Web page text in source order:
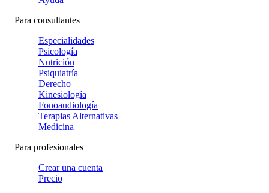
Para consultantes
Especialidades
Psicología
Nutrición
Psiquiatría
Derecho
Kinesiología
Fonoaudiología
Terapias Alternativas
Medicina
Para profesionales
Crear una cuenta
Precio